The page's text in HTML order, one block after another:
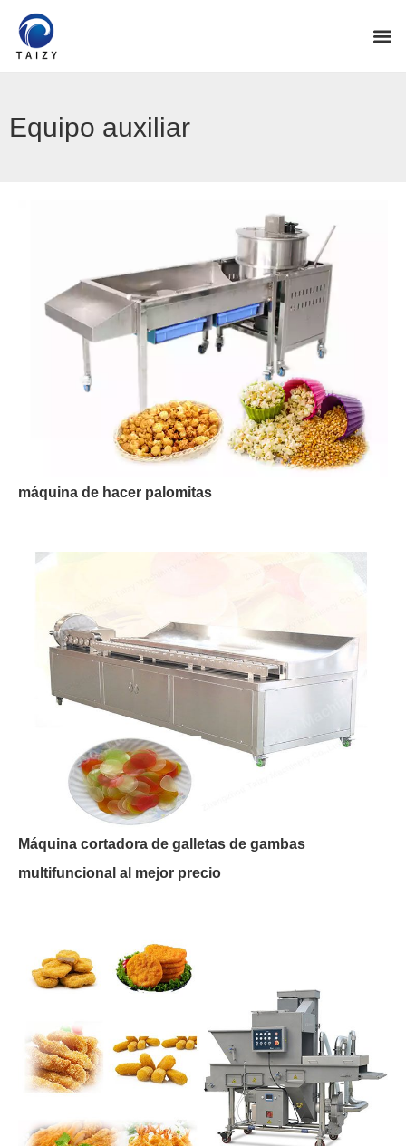
Equipo auxiliar
máquina de hacer palomitas
Máquina cortadora de galletas de gambas
multifuncional al mejor precio